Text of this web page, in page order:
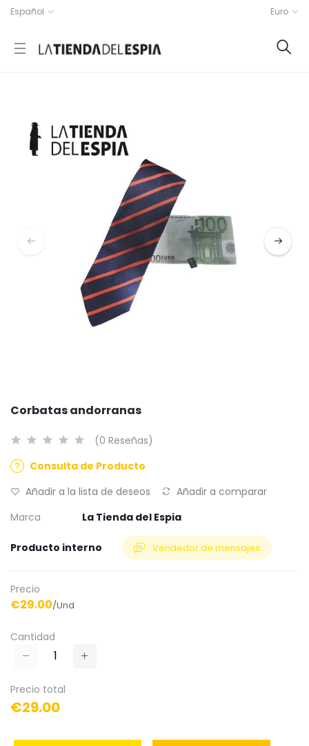
Español Euro
Corbatas andorranas
(0 Reseñas)
Consulta de Producto
Añadir a la lista de deseos
Añadir a comparar
Marca
La Tienda del Espia
Producto interno Vendedor de mensajes
Precio
€29.00/Und
Cantidad
Precio total
€29.00